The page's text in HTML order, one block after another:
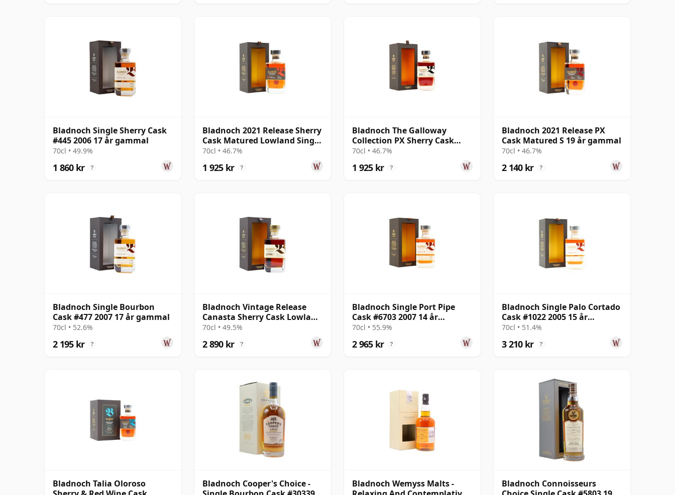
Bladnoch Single Sherry Cask
#445 2006 17 år gammal
70cl • 49.9%
1 860 kr ?
Bladnoch 2021 Release Sherry
Cask Matured Lowland Single
Ma 14 år gammal
70cl • 46.7%
1 925 kr ?
Bladnoch The Galloway
Collection PX Sherry Cask
Matured Lo 19 år gammal
70cl • 46.7%
1 925 kr ?
Bladnoch 2021 Release PX
Cask Matured S 19 år gammal
70cl • 46.7%
2 140 kr ?
Bladnoch Single Bourbon
Cask #477 2007 17 år gammal
70cl • 52.6%
2 195 kr ?
Bladnoch Vintage Release
Canasta Sherry Cask Lowland
Single 2001 22 år gammal
70cl • 49.5%
2 890 kr ?
Bladnoch Single Port Pipe
Cask #6703 2007 14 år
gammal
70cl • 55.9%
2 965 kr ?
Bladnoch Single Palo Cortado
Cask #1022 2005 15 år
gammal
70cl • 51.4%
3 210 kr ?
Bladnoch Talia Oloroso
Bladnoch Cooper's Choice -
Bladnoch Wemyss Malts -
Bladnoch Connoisseurs